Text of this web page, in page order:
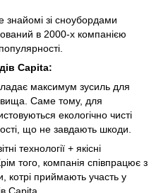
знайомі зі сноубордами
в 2000-х компанією
Capita:
максимум зусиль для
Саме тому, для
екологічно чисті
що не завдають шкоди.
технології + якісні
того, компанія співпрацює з
котрі приймають участь у